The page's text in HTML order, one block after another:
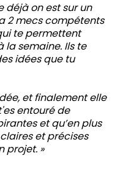
déjà on est sur un
2 mecs compétents
te permettent
la semaine. Ils te
idées que tu
et finalement elle
entouré de
et qu’en plus
et précises
projet. »